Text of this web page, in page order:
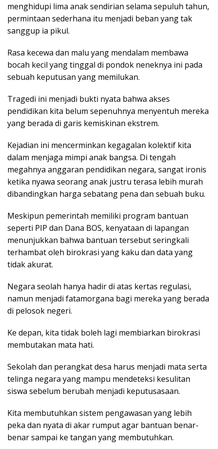
menghidupi lima anak sendirian selama sepuluh tahun,
permintaan sederhana itu menjadi beban yang tak
sanggup ia pikul.
Rasa kecewa dan malu yang mendalam membawa
bocah kecil yang tinggal di pondok neneknya ini pada
sebuah keputusan yang memilukan.
Tragedi ini menjadi bukti nyata bahwa akses
pendidikan kita belum sepenuhnya menyentuh mereka
yang berada di garis kemiskinan ekstrem.
Kejadian ini mencerminkan kegagalan kolektif kita
dalam menjaga mimpi anak bangsa. Di tengah
megahnya anggaran pendidikan negara, sangat ironis
ketika nyawa seorang anak justru terasa lebih murah
dibandingkan harga sebatang pena dan sebuah buku.
Meskipun pemerintah memiliki program bantuan
seperti PIP dan Dana BOS, kenyataan di lapangan
menunjukkan bahwa bantuan tersebut seringkali
terhambat oleh birokrasi yang kaku dan data yang
tidak akurat.
Negara seolah hanya hadir di atas kertas regulasi,
namun menjadi fatamorgana bagi mereka yang berada
di pelosok negeri.
Ke depan, kita tidak boleh lagi membiarkan birokrasi
membutakan mata hati.
Sekolah dan perangkat desa harus menjadi mata serta
telinga negara yang mampu mendeteksi kesulitan
siswa sebelum berubah menjadi keputusasaan.
Kita membutuhkan sistem pengawasan yang lebih
peka dan nyata di akar rumput agar bantuan benar-
benar sampai ke tangan yang membutuhkan.